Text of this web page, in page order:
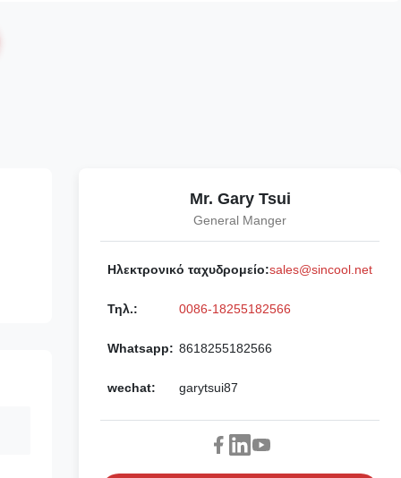
Mr. Gary Tsui
General Manger
Ηλεκτρονικό ταχυδρομείο:sales@sincool.net
Τηλ.: 0086-18255182566
Whatsapp: 8618255182566
wechat: garytsui87